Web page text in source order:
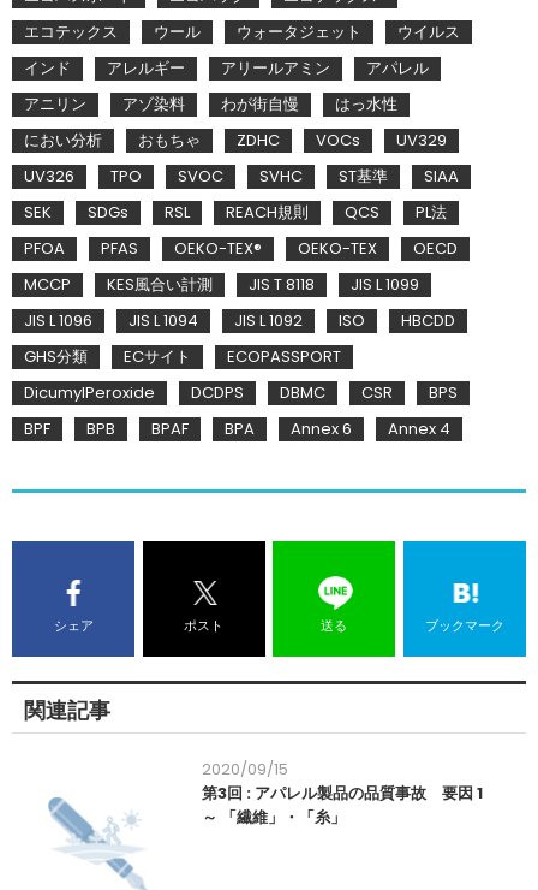
エコテックス
ウール ウォータジェット
ウイルス
インド
アレルギー アリールアミン
アパレル
アニリン
アゾ染料 わが街自慢
はっ水性
におい分析
おもちゃ ZDHC VOCs
UV329
UV326
TPO SVOC SVHC ST基準
SIAA
SEK
SDGs RSL REACH規則 QCS
PL法
PFOA
PFAS OEKO-TEX® OEKO-TEX
OECD
MCCP
KES風合い計測 JIS T 8118
JIS L 1099
JIS L 1096
JIS L 1094 JIS L 1092 ISO
HBCDD
GHS分類
ECサイト
ECOPASSPORT
DicumylPeroxide
DCDPS DBMC CSR
BPS
BPF
BPB BPAF BPA Annex 6 Annex 4
シェア ポスト 送る ブックマーク
関連記事
2020/09/15
第3回 : アパレル製品の品質事故 要因 1
～ 「繊維」・「糸」